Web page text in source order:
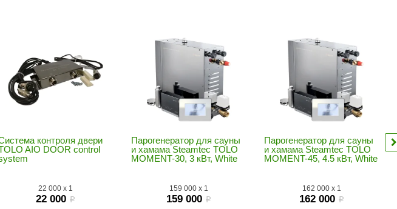
SAUNABOARD
Olia Keya Sauna
EDMUNDAS Nikkarien
контроля двери
AIO DOOR control
22 000 x 1
22 000 i
Парогенератор для сауны
и хамама Steamtec TOLO
MOMENT-30, 3 кВт, White
159 000x 1
159 000 i
Парогенератор для сауны
и хамама Steamtec TOLO
MOMENT-45, 4.5 кВт, White
162 000x 1
162 000 i